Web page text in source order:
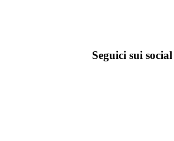
Seguici sui social